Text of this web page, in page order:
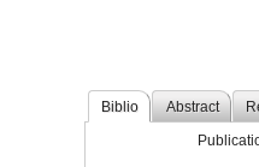
Biblio Abstract